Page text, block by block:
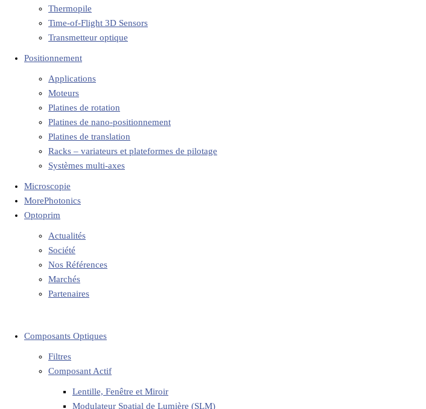
Thermopile
Time-of-Flight 3D Sensors
Transmetteur optique
Positionnement
Applications
Moteurs
Platines de rotation
Platines de nano-positionnement
Platines de translation
Racks – variateurs et plateformes de pilotage
Systèmes multi-axes
Microscopie
MorePhotonics
Optoprim
Actualités
Société
Nos Références
Marchés
Partenaires
Composants Optiques
Filtres
Composant Actif
Lentille, Fenêtre et Miroir
Modulateur Spatial de Lumière (SLM)